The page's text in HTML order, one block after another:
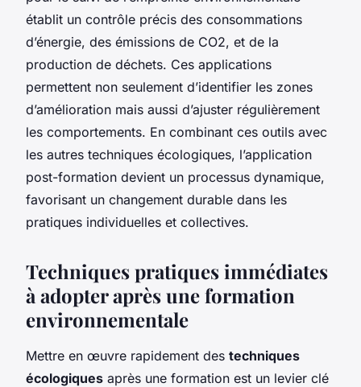
établit un contrôle précis des consommations
d’énergie, des émissions de CO2, et de la
production de déchets. Ces applications
permettent non seulement d’identifier les zones
d’amélioration mais aussi d’ajuster régulièrement
les comportements. En combinant ces outils avec
les autres techniques écologiques, l’application
post-formation devient un processus dynamique,
favorisant un changement durable dans les
pratiques individuelles et collectives.
Techniques pratiques immédiates
à adopter après une formation
environnementale
Mettre en œuvre rapidement des techniques
écologiques après une formation est un levier clé